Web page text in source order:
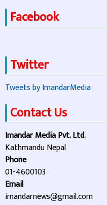
Facebook
Twitter
Tweets by ImandarMedia
Contact Us
Imandar Media Pvt. Ltd.
Kathmandu Nepal
Phone
01-4600103
Email
imandarnews@gmail.com